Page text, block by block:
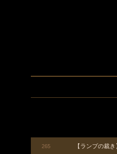
265 【ランプの裁